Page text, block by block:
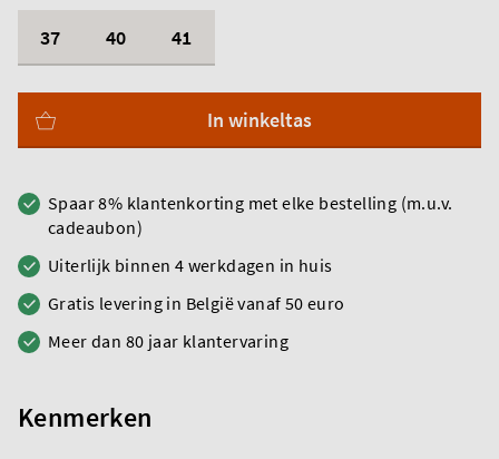
37
40 41
In winkeltas
Spaar 8% klantenkorting met elke bestelling (m.u.v.
cadeaubon)
Uiterlijk binnen 4 werkdagen in huis
Gratis levering in België vanaf 50 euro
Meer dan 80 jaar klantervaring
Kenmerken